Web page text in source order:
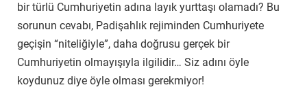
bir türlü Cumhuriyetin adına layık yurttaşı olamadı? Bu
sorunun cevabı, Padişahlık rejiminden Cumhuriyete
geçişin “niteliğiyle”, daha doğrusu gerçek bir
Cumhuriyetin olmayışıyla ilgilidir… Siz adını öyle
koydunuz diye öyle olması gerekmiyor!